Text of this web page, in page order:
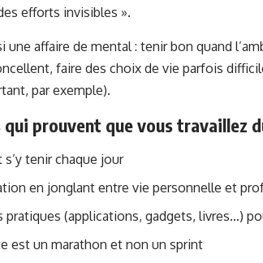
efforts invisibles ».
une affaire de mental : tenir bon quand
faire des choix de vie parfois
par exemple).
prouvent que vous travaillez
tenir chaque jour
en jonglant entre vie personnelle et
pratiques (applications, gadgets, livres…)
est un marathon et non un sprint